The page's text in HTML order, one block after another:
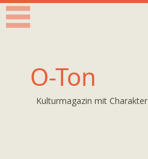
O-Ton
Kulturmagazin mit Charakter